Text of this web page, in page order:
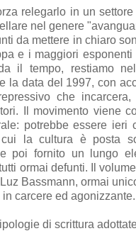
relegarlo in un
nel genere
da mettere in chiaro
e i maggiori esponenti
il tempo, restiamo
la data del 1997, con
che
Il movimento viene
potrebbe essere ieri
la cultura è posta
poi fornito un lungo
ormai defunti. Il
Bassmann, ormai
carcere ed agonizzante.
di scrittura